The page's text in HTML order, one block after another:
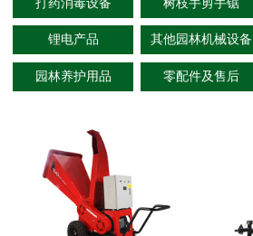
打药消毒设备 树枝手剪手锯
锂电产品 其他园林机械设备
园林养护用品 零配件及售后